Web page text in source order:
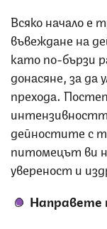
Всяко начало е
въвеждане на
като по-бързи
донасяне, за да
прехода.
дейностите с
питомецът ви
увереност и
Направете